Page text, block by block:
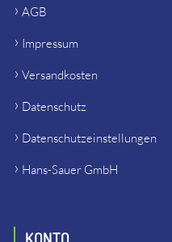
AGB
Impressum
Versandkosten
Datenschutz
Datenschutzeinstellungen
Hans-Sauer GmbH
KONTO